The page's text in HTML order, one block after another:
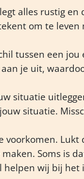
alles rustig en
om te leven
tussen een jou
je uit,
situatie
situatie.
voorkomen.
Soms is
wij bij het